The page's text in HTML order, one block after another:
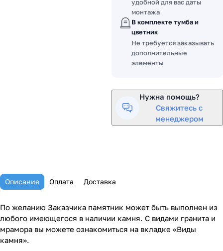
удобной для вас даты
монтажа
В комплекте тумба и
цветник
Не требуется заказывать
дополнительные
элементы
Нужна помощь?
Свяжитесь с
менеджером
Описание Оплата Доставка
По желанию Заказчика памятник может быть выполнен из
любого имеющегося в наличии камня. С видами гранита и
мрамора вы можете ознакомиться на вкладке «Виды
камня».